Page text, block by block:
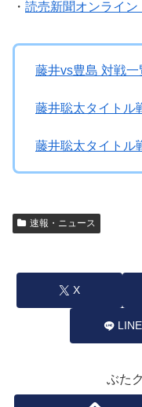
・ 読売新聞オンライン
藤井vs豊島 対戦一
藤井聡太タイトル
藤井聡太タイトル
速報・ニュース
X
LINE
ぶた